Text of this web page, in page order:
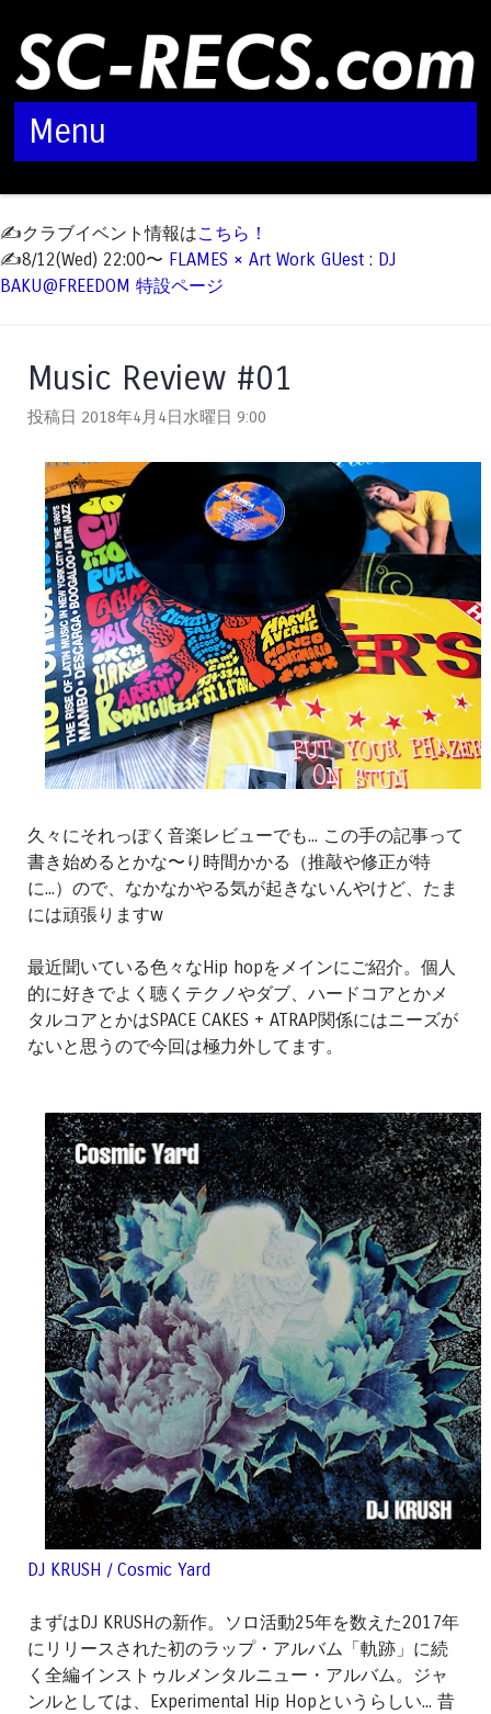
Menu
✍️クラブイベント情報はこちら！
✍️8/12(Wed) 22:00〜 FLAMES × Art Work GUest : DJ
BAKU@FREEDOM 特設ページ
Music Review #01
投稿日 2018年4月4日水曜日 9:00
久々にそれっぽく音楽レビューでも... この手の記事って
書き始めるとかな〜り時間かかる（推敲や修正が特
に...）ので、なかなかやる気が起きないんやけど、たま
には頑張りますw
最近聞いている色々なHip hopをメインにご紹介。個人
的に好きでよく聴くテクノやダブ、ハードコアとかメ
タルコアとかはSPACE CAKES + ATRAP関係にはニーズが
ないと思うので今回は極力外してます。
DJ KRUSH / Cosmic Yard
まずはDJ KRUSHの新作。ソロ活動25年を数えた2017年
にリリースされた初のラップ・アルバム「軌跡」に続
く全編インストゥルメンタルニュー・アルバム。ジャ
ンルとしては、Experimental Hip Hopというらしい... 昔